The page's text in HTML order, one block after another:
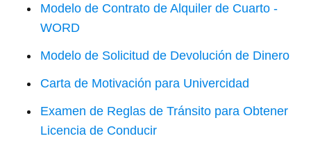
Modelo de Contrato de Alquiler de Cuarto -
WORD
Modelo de Solicitud de Devolución de Dinero
Carta de Motivación para Univercidad
Examen de Reglas de Tránsito para Obtener
Licencia de Conducir